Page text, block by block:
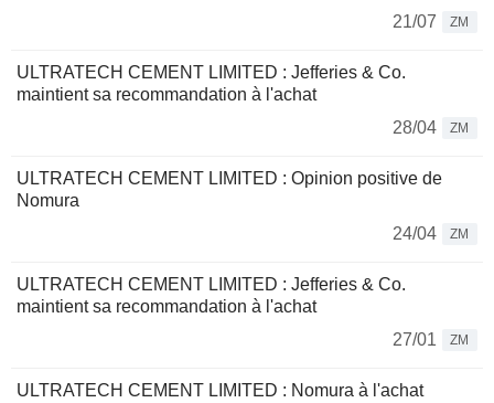
21/07
ZM
ULTRATECH CEMENT LIMITED : Jefferies & Co.
maintient sa recommandation à l'achat
28/04
ZM
ULTRATECH CEMENT LIMITED : Opinion positive de
Nomura
24/04
ZM
ULTRATECH CEMENT LIMITED : Jefferies & Co.
maintient sa recommandation à l'achat
27/01
ZM
ULTRATECH CEMENT LIMITED : Nomura à l'achat